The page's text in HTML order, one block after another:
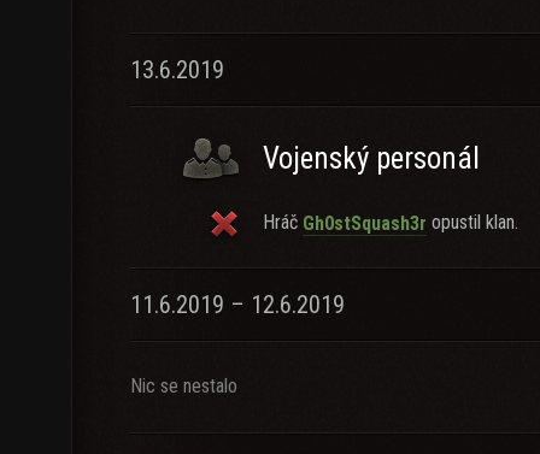
13.6.2019
Vojenský personál
Hráč Gh0stSquash3r opustil klan.
11.6.2019 – 12.6.2019
Nic se nestalo